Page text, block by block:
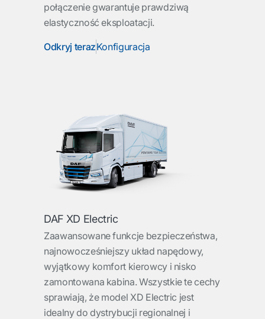
połączenie gwarantuje prawdziwą
elastyczność eksploatacji.
Odkryj terazKonfiguracja
DAF XD Electric
Zaawansowane funkcje bezpieczeństwa,
najnowocześniejszy układ napędowy,
wyjątkowy komfort kierowcy i nisko
zamontowana kabina. Wszystkie te cechy
sprawiają, że model XD Electric jest
idealny do dystrybucji regionalnej i